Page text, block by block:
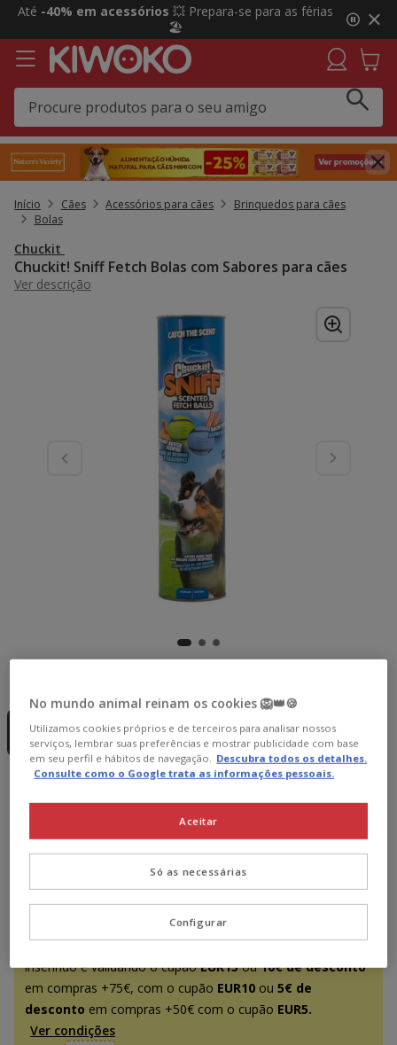
2
3,
mensagem,
Até -40% em acessórios 💥 Prepara-se para as férias
🏖️
Início Cães Acessórios para cães
Brinquedos para cães
Bolas
Chuckit
Chuckit! Sniff Fetch Bolas com Sabores para cães
Ver descrição
1 ud.
Sem Stock
31.99€
Promoção disponível
-15€ c/ cupão 💰 15€ de descontoem compras +95€,
inserindo e validando o cupãoEUR15ou10€ de desconto
em compras +75€, com o cupão EUR10 ou 5€ de
desconto em compras +50€ com o cupão EUR5.
Ver condições
No mundo animal reinam os cookies 🦁👑🍪
Utilizamos cookies próprios e de terceiros para analisar nossos
serviços, lembrar suas preferências e mostrar publicidade com base
em seu perfil e hábitos de navegação. Descubra todos os detalhes.
Consulte como o Google trata as informações pessoais.
Só as necessárias
Aceitar
Configurar